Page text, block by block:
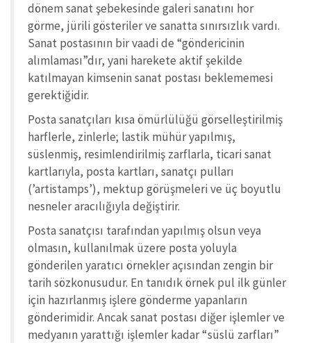
dönem sanat şebekesinde galeri sanatını hor
görme, jürili gösteriler ve sanatta sınırsızlık vardı.
Sanat postasının bir vaadi de “göndericinin
alımlaması”dır, yani harekete aktif şekilde
katılmayan kimsenin sanat postası beklememesi
gerektiğidir.
Posta sanatçıları kısa ömürlülüğü görselleştirilmiş
harflerle, zinlerle; lastik mühür yapılmış,
süslenmiş, resimlendirilmiş zarflarla, ticari sanat
kartlarıyla, posta kartları, sanatçı pulları
(’artistamps’), mektup görüşmeleri ve üç boyutlu
nesneler aracılığıyla değiştirir.
Posta sanatçısı tarafından yapılmış olsun veya
olmasın, kullanılmak üzere posta yoluyla
gönderilen yaratıcı örnekler açısından zengin bir
tarih sözkonusudur. En tanıdık örnek pul ilk günler
için hazırlanmış işlere gönderme yapanların
gönderimidir. Ancak sanat postası diğer işlemler ve
medyanın yarattığı işlemler kadar “süslü zarfları”